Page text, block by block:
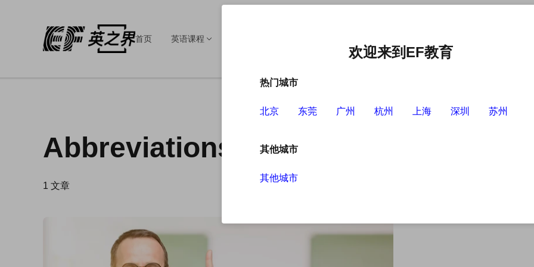
首页 英语课程
Abbreviations
1 文章
欢迎来到EF教育
热门城市
北京 东莞 广州 杭州 上海 深圳 苏州
其他城市
其他城市